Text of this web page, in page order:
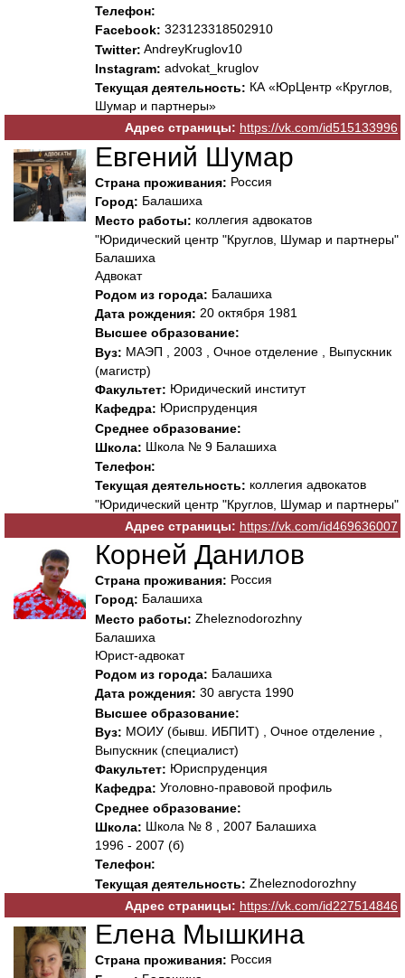
Телефон:
Facebook: 323123318502910
Twitter: AndreyKruglov10
Instagram: advokat_kruglov
Текущая деятельность: КА «ЮрЦентр «Круглов,
Шумар и партнеры»
Адрес страницы: https://vk.com/id515133996
Евгений Шумар
Страна проживания: Россия
Город: Балашиха
Место работы: коллегия адвокатов
"Юридический центр "Круглов, Шумар и партнеры"
Балашиха
Адвокат
Родом из города: Балашиха
Дата рождения: 20 октября 1981
Высшее образование:
Вуз: МАЭП , 2003 , Очное отделение , Выпускник
(магистр)
Факультет: Юридический институт
Кафедра: Юриспруденция
Среднее образование:
Школа: Школа № 9 Балашиха
Телефон:
Текущая деятельность: коллегия адвокатов
"Юридический центр "Круглов, Шумар и партнеры"
Адрес страницы: https://vk.com/id469636007
Корней Данилов
Страна проживания: Россия
Город: Балашиха
Место работы: Zheleznodorozhny
Балашиха
Юрист-адвокат
Родом из города: Балашиха
Дата рождения: 30 августа 1990
Высшее образование:
Вуз: МОИУ (бывш. ИБПИТ) , Очное отделение ,
Выпускник (специалист)
Факультет: Юриспруденция
Кафедра: Уголовно-правовой профиль
Среднее образование:
Школа: Школа № 8 , 2007 Балашиха
1996 - 2007 (б)
Телефон:
Текущая деятельность: Zheleznodorozhny
Адрес страницы: https://vk.com/id227514846
Елена Мышкина
Страна проживания: Россия